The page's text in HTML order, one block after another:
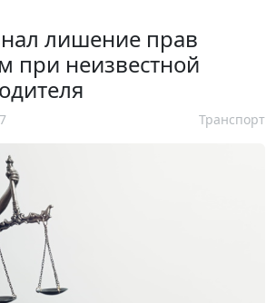
лишение прав
при неизвестной
Транспорт